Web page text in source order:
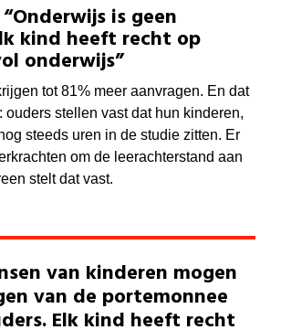
is geen
kind heeft recht op
onderwijs”
tot 81% meer aanvragen. En dat
ouders stellen vast dat hun kinderen,
steeds uren in de studie zitten. Er
om de leerachterstand aan
stelt dat vast.
van kinderen mogen
van de portemonnee
Elk kind heeft recht